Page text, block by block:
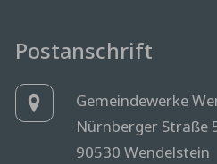
Postanschrift
Gemeindewerke
Nürnberger Straße
90530 Wendelstein